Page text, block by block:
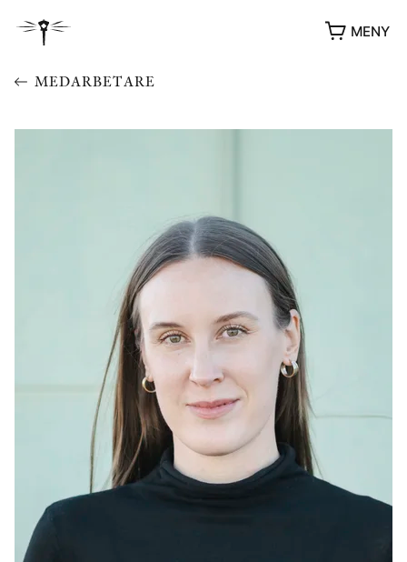
MENY
YUKIKO OCH PATRIK MÖTER
STOLPE STORIES
VIDEOGALLERI
UTMÄRKELSER
ÖVRIGA FORMAT
PRESSKONTAKT
MEDARBETARE